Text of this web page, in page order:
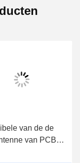
van de de
van PCB